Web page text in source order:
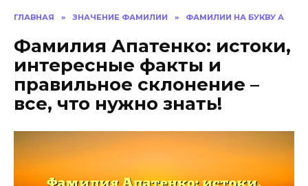
ГЛАВНАЯ » ЗНАЧЕНИЕ ФАМИЛИИ » ФАМИЛИИ НА БУКВУ А
Фамилия Апатенко: истоки,
интересные факты и
правильное склонение –
все, что нужно знать!